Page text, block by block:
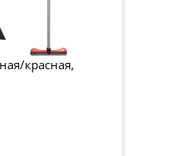
красная,